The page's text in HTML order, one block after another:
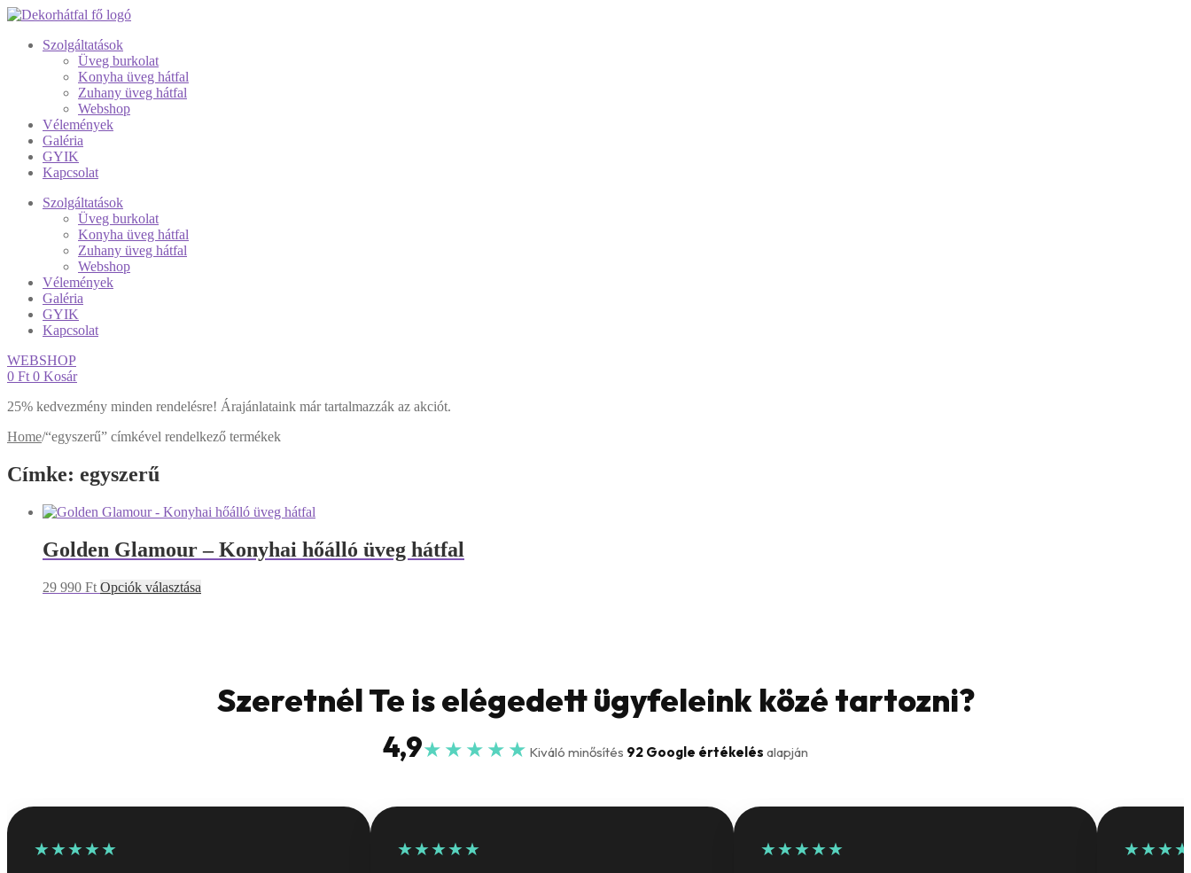
Szolgáltatások
Üveg burkolat
Konyha üveg hátfal
Zuhany üveg hátfal
Webshop
Vélemények
Galéria
GYIK
Kapcsolat
Szolgáltatások
Üveg burkolat
Konyha üveg hátfal
Zuhany üveg hátfal
Webshop
Vélemények
Galéria
GYIK
Kapcsolat
WEBSHOP
0 Ft 0 Kosár
25% kedvezmény minden rendelésre! Árajánlataink már tartalmazzák az akciót.
Home/“egyszerű” címkével rendelkező termékek
Címke: egyszerű
Golden Glamour – Konyhai hőálló üveg hátfal
29 990 Ft Opciók választása
változatok
Szeretnél Te is elégedett ügyfeleink közé tartozni?
4,9★★★★★ Kiváló minősítés 92 Google értékelés alapján
★★★★★ ★★★★★ ★★★★★